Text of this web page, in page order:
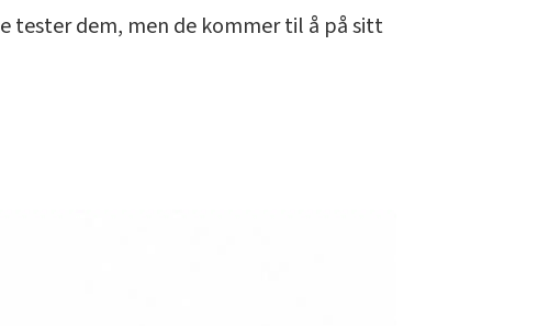
tester dem, men de kommer til å på sitt